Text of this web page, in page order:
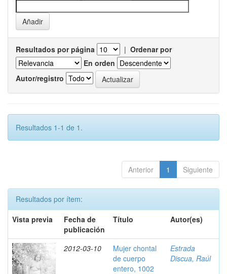
Resultados por página | Ordenar por
En orden
Autor/registro
Resultados 1-1 de 1.
Anterior 1 Siguiente
Resultados por ítem:
Vista previa
Fecha de
publicación
Título Autor(es)
2012-03-10
Mujer chontal
de cuerpo
entero, 1002
Estrada
Discua, Raúl